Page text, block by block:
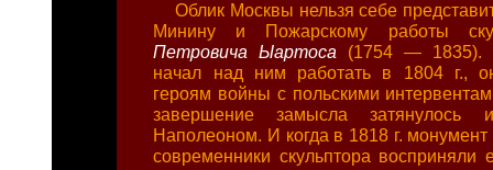
Облик Москвы нельзя себе
Минину и Пожарскому работы
Петровича Ыартоса (1754 — 1835).
начал над ним работать в 1804 г.,
героям войны с польскими
завершение замысла затянулось
Наполеоном. И когда в 1818 г.
современники скульптора восприняли